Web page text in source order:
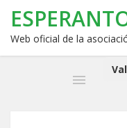
Web oficial de la